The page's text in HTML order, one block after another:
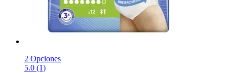
2 Opciones
5.0 (1)